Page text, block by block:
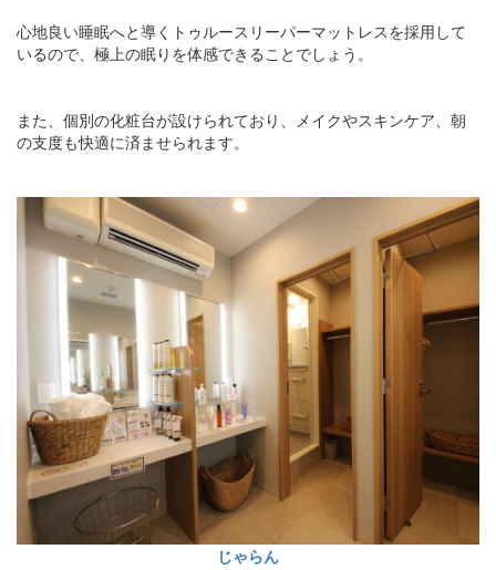
心地良い睡眠へと導くトゥルースリーパーマットレスを採用して
いるので、極上の眠りを体感できることでしょう。
また、個別の化粧台が設けられており、メイクやスキンケア、朝
の支度も快適に済ませられます。
じゃらん